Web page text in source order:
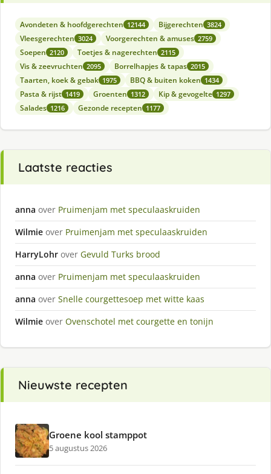
Avondeten & hoofdgerechten 12144 Bijgerechten 3824
Vleesgerechten 3024 Voorgerechten & amuses 2759
Soepen 2120 Toetjes & nagerechten 2115
Vis & zeevruchten 2095 Borrelhapjes & tapas 2015
Taarten, koek & gebak 1975 BBQ & buiten koken 1434
Pasta & rijst 1419 Groenten 1312 Kip & gevogelte 1297
Salades 1216 Gezonde recepten 1177
Laatste reacties
anna over Pruimenjam met speculaaskruiden
Wilmie over Pruimenjam met speculaaskruiden
HarryLohr over Gevuld Turks brood
anna over Pruimenjam met speculaaskruiden
anna over Snelle courgettesoep met witte kaas
Wilmie over Ovenschotel met courgette en tonijn
Nieuwste recepten
Groene kool stamppot
5 augustus 2026